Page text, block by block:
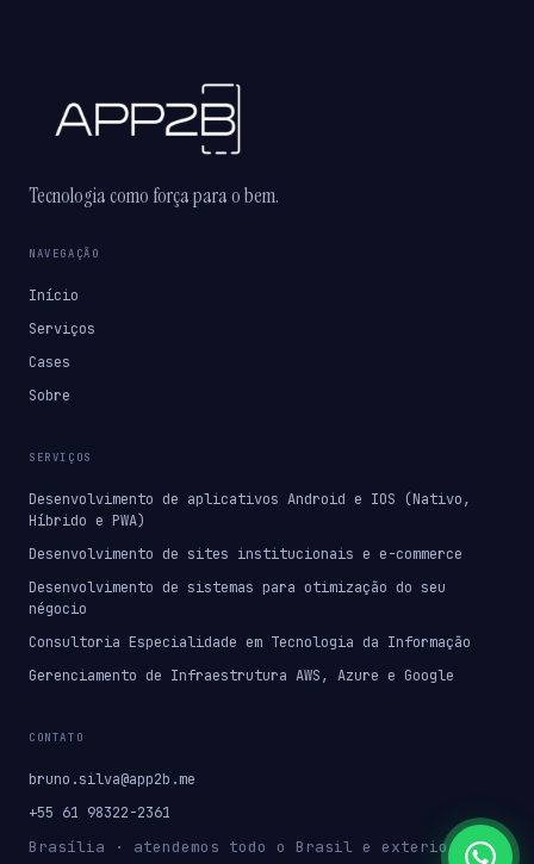
Tecnologia como força para o bem.
NAVEGAÇÃO
Início
Serviços
Cases
Sobre
SERVIÇOS
Desenvolvimento de aplicativos Android e IOS (Nativo,
Híbrido e PWA)
Desenvolvimento de sites institucionais e e-commerce
Desenvolvimento de sistemas para otimização do seu
négocio
Consultoria Especialidade em Tecnologia da Informação
Gerenciamento de Infraestrutura AWS, Azure e Google
CONTATO
bruno.silva@app2b.me
+55 61 98322-2361
Brasília · atendemos todo o Brasil e exterior